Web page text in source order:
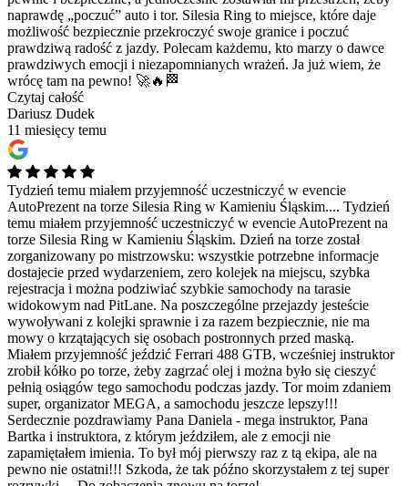
naprawdę „poczuć” auto i tor. Silesia Ring to miejsce, które daje
możliwość bezpiecznie przekroczyć swoje granice i poczuć
prawdziwą radość z jazdy. Polecam każdemu, kto marzy o dawce
prawdziwych emocji i niezapomnianych wrażeń. Ja już wiem, że
wrócę tam na pewno! 🚀🔥🏁
Czytaj całość
Dariusz Dudek
11 miesięcy temu
Tydzień temu miałem przyjemność uczestniczyć w evencie
AutoPrezent na torze Silesia Ring w Kamieniu Śląskim.... Tydzień
temu miałem przyjemność uczestniczyć w evencie AutoPrezent na
torze Silesia Ring w Kamieniu Śląskim. Dzień na torze został
zorganizowany po mistrzowsku: wszystkie potrzebne informacje
dostajecie przed wydarzeniem, zero kolejek na miejscu, szybka
rejestracja i można podziwiać szybkie samochody na tarasie
widokowym nad PitLane. Na poszczególne przejazdy jesteście
wywoływani z kolejki sprawnie i za razem bezpiecznie, nie ma
mowy o krzątających się osobach postronnych przed maską.
Miałem przyjemność jeździć Ferrari 488 GTB, wcześniej instruktor
zrobił kółko po torze, żeby zagrzać olej i można było się cieszyć
pełnią osiągów tego samochodu podczas jazdy. Tor moim zdaniem
super, organizator MEGA, a samochodu jeszcze lepszy!!!
Serdecznie pozdrawiamy Pana Daniela - mega instruktor, Pana
Bartka i instruktora, z którym jeździłem, ale z emocji nie
zapamiętałem imienia. To był mój pierwszy raz z tą ekipa, ale na
pewno nie ostatni!!! Szkoda, że tak późno skorzystałem z tej super